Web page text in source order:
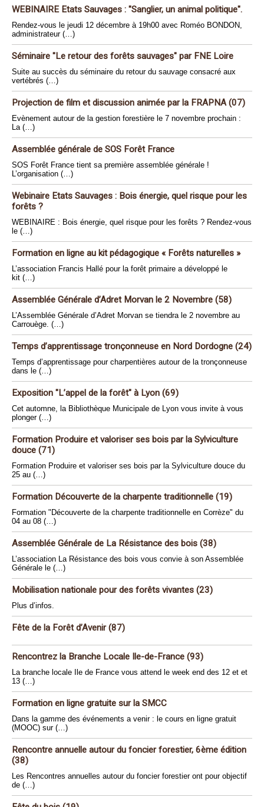
WEBINAIRE Etats Sauvages : "Sanglier, un animal politique".
Rendez-vous le jeudi 12 décembre à 19h00 avec Roméo BONDON,
administrateur (…)
Séminaire "Le retour des forêts sauvages" par FNE Loire
Suite au succès du séminaire du retour du sauvage consacré aux
vertébrés (…)
Projection de film et discussion animée par la FRAPNA (07)
Evènement autour de la gestion forestière le 7 novembre prochain :
La (…)
Assemblée générale de SOS Forêt France
SOS Forêt France tient sa première assemblée générale !
L’organisation (…)
Webinaire Etats Sauvages : Bois énergie, quel risque pour les
forêts ?
WEBINAIRE : Bois énergie, quel risque pour les forêts ? Rendez-vous
le (…)
Formation en ligne au kit pédagogique « Forêts naturelles »
L’association Francis Hallé pour la forêt primaire a développé le
kit (…)
Assemblée Générale d’Adret Morvan le 2 Novembre (58)
L’Assemblée Générale d’Adret Morvan se tiendra le 2 novembre au
Carrouège. (…)
Temps d’apprentissage tronçonneuse en Nord Dordogne (24)
Temps d’apprentissage pour charpentières autour de la tronçonneuse
dans le (…)
Exposition "L’appel de la forêt" à Lyon (69)
Cet automne, la Bibliothèque Municipale de Lyon vous invite à vous
plonger (…)
Formation Produire et valoriser ses bois par la Sylviculture
douce (71)
Formation Produire et valoriser ses bois par la Sylviculture douce du
25 au (…)
Formation Découverte de la charpente traditionnelle (19)
Formation "Découverte de la charpente traditionnelle en Corrèze" du
04 au 08 (…)
Assemblée Générale de La Résistance des bois (38)
L’association La Résistance des bois vous convie à son Assemblée
Générale le (…)
Mobilisation nationale pour des forêts vivantes (23)
Plus d’infos.
Fête de la Forêt d’Avenir (87)
Rencontrez la Branche Locale Ile-de-France (93)
La branche locale Ile de France vous attend le week end des 12 et et
13 (…)
Formation en ligne gratuite sur la SMCC
Dans la gamme des événements a venir : le cours en ligne gratuit
(MOOC) sur (…)
Rencontre annuelle autour du foncier forestier, 6ème édition
(38)
Les Rencontres annuelles autour du foncier forestier ont pour objectif
de (…)